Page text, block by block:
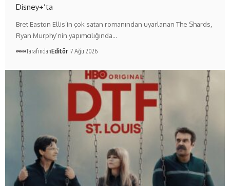
Disney+’ta
Bret Easton Ellis’in çok satan romanından uyarlanan The Shards,
Ryan Murphy’nin yapımcılığında…
TarafındanEditör 7 Ağu 2026